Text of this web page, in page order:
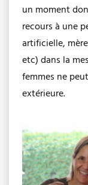
un moment
recours à une
artificielle,
etc) dans la
femmes ne
extérieure.